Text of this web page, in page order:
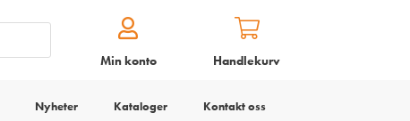
Min konto Handlekurv
Nyheter Kataloger Kontakt oss